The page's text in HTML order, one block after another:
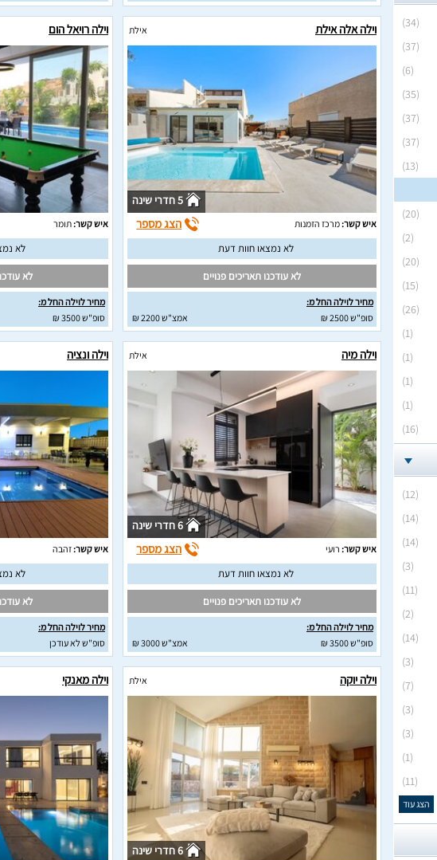
(34)
(37)
(6)
(35)
(37)
(37)
(13)
(20)
(2)
(20)
(15)
(26)
(1)
(1)
(1)
(1)
(16)
(12)
(14)
(14)
(3)
(11)
(2)
(14)
(3)
(7)
(3)
(3)
(1)
(11)
הצג עוד
וילה אלה אילת אילת
5 חדרי שינה
איש קשר:מרכז הזמנות הצג מספר
לא נמצאו חוות דעת
לא עודכנו תאריכים פנויים
מחיר לוילה החל מ:
סופ"ש 2500 ₪
אמצ"ש 2200 ₪
וילה רויאל הום
איש קשר:תומר
לא
לא
מחיר לוילה החל מ:
סופ"ש 3500 ₪
וילה מיה אילת
6 חדרי שינה
איש קשר: רועי הצג מספר
לא נמצאו חוות דעת
לא עודכנו תאריכים פנויים
מחיר לוילה החל מ:
סופ"ש 3500 ₪
אמצ"ש 3000 ₪
וילה ונציה
איש קשר:זהבה
לא
לא
מחיר לוילה החל מ:
סופ"ש לא עודכן
וילה יוקה אילת
6 חדרי שינה
וילה מאנקי